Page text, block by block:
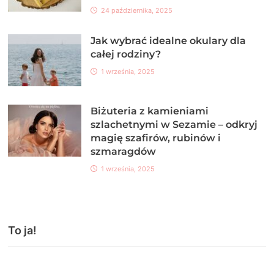
24 października, 2025
Jak wybrać idealne okulary dla
całej rodziny?
1 września, 2025
Biżuteria z kamieniami
szlachetnymi w Sezamie – odkryj
magię szafirów, rubinów i
szmaragdów
1 września, 2025
To ja!